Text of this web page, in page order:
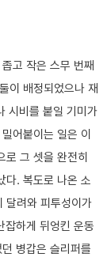
고 작은 스무 번째
이 배정되었으나 재
시비를 붙일 기미가
어붙이는 일은 이
로 그 셋을 완전히
다. 복도로 나온 소
달려와 피투성이가
잡하게 뒤엉킨 운동
병갑은 슬리퍼를